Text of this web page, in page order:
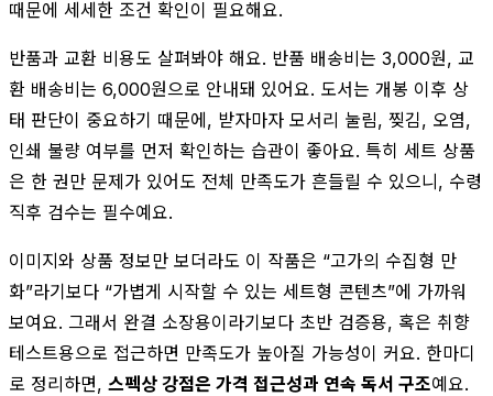
때문에 세세한 조건 확인이 필요해요.
반품과 교환 비용도 살펴봐야 해요. 반품 배송비는 3,000원, 교
환 배송비는 6,000원으로 안내돼 있어요. 도서는 개봉 이후 상
태 판단이 중요하기 때문에, 받자마자 모서리 눌림, 찢김, 오염,
인쇄 불량 여부를 먼저 확인하는 습관이 좋아요. 특히 세트 상품
은 한 권만 문제가 있어도 전체 만족도가 흔들릴 수 있으니, 수령
직후 검수는 필수예요.
이미지와 상품 정보만 보더라도 이 작품은 “고가의 수집형 만
화”라기보다 “가볍게 시작할 수 있는 세트형 콘텐츠”에 가까워
보여요. 그래서 완결 소장용이라기보다 초반 검증용, 혹은 취향
테스트용으로 접근하면 만족도가 높아질 가능성이 커요. 한마디
로 정리하면, 스펙상 강점은 가격 접근성과 연속 독서 구조예요.